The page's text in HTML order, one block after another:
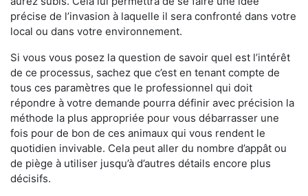
précise de l’invasion à laquelle il sera confronté dans votre
local ou dans votre environnement.
Si vous vous posez la question de savoir quel est l’intérêt
de ce processus, sachez que c’est en tenant compte de
tous ces paramètres que le professionnel qui doit
répondre à votre demande pourra définir avec précision la
méthode la plus appropriée pour vous débarrasser une
fois pour de bon de ces animaux qui vous rendent le
quotidien invivable. Cela peut aller du nombre d’appât ou
de piège à utiliser jusqu’à d’autres détails encore plus
décisifs.